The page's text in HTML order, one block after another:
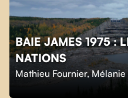
BAIE JAMES 1975 :
NATIONS
Mathieu Fournier,Mélanie